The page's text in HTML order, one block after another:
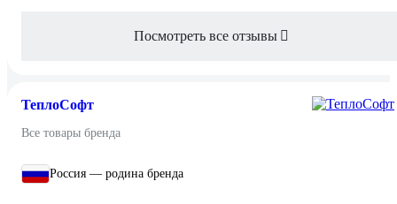
Посмотреть все отзывы
ТеплоСофт
Все товары бренда
Россия — родина бренда